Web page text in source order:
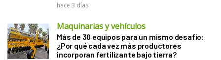
hace 3 días
Maquinarias y vehículos
Más de 30 equipos para un mismo desafío:
¿Por qué cada vez más productores
incorporan fertilizante bajo tierra?